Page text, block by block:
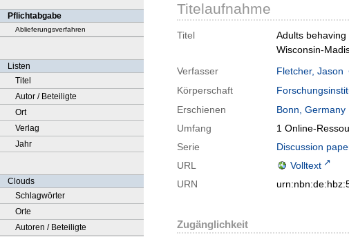
Pflichtabgabe
Ablieferungsverfahren
Listen
Titel
Autor / Beteiligte
Ort
Verlag
Jahr
Clouds
Schlagwörter
Orte
Autoren / Beteiligte
Titelaufnahme
Titel
Adults
Wisconsin-
Verfasser
Fletcher, Jason
Körperschaft
Erschienen
Bonn, Germany
Umfang
1 Online-
Serie
Discussion
URL
Volltext
URN
Zugänglichkeit